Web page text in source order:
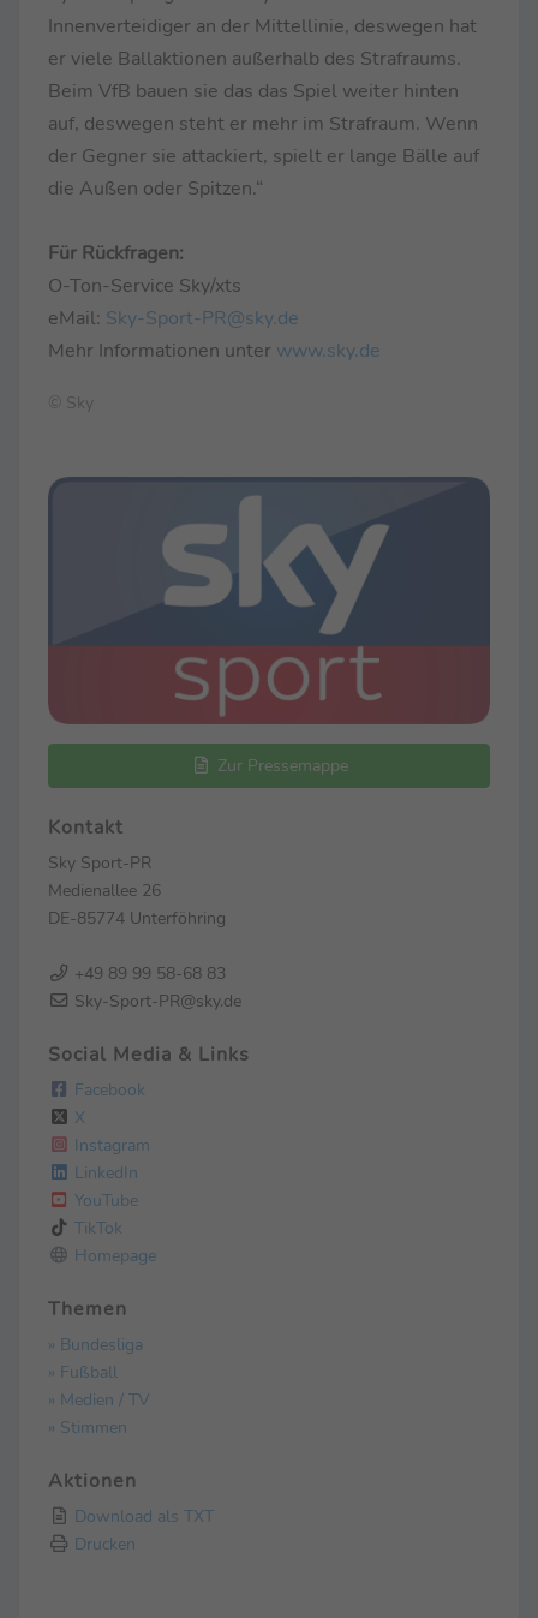
Innenverteidiger an der Mittellinie, deswegen hat
er viele Ballaktionen außerhalb des Strafraums.
Beim VfB bauen sie das das Spiel weiter hinten
auf, deswegen steht er mehr im Strafraum. Wenn
der Gegner sie attackiert, spielt er lange Bälle auf
die Außen oder Spitzen.“
Für Rückfragen:
O-Ton-Service Sky/xts
eMail: Sky-Sport-PR@sky.de
Mehr Informationen unter www.sky.de
© Sky
Zur Pressemappe
Kontakt
Sky Sport-PR
Medienallee 26
DE-85774 Unterföhring
+49 89 99 58-68 83
Sky-Sport-PR@sky.de
Social Media & Links
Facebook
X
Instagram
LinkedIn
YouTube
TikTok
Homepage
Themen
» Bundesliga
» Fußball
» Medien / TV
» Stimmen
Aktionen
Download als TXT
Drucken